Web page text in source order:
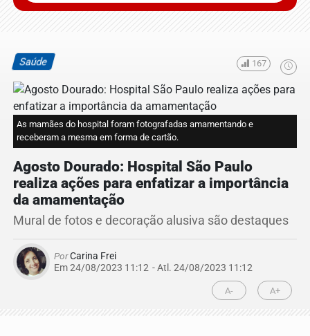
Saúde 167
As mamães do hospital foram fotografadas amamentando e
receberam a mesma em forma de cartão.
Agosto Dourado: Hospital São Paulo
realiza ações para enfatizar a importância
da amamentação
Mural de fotos e decoração alusiva são destaques
PorCarina Frei
Em 24/08/2023 11:12 - Atl. 24/08/2023 11:12
A- A+